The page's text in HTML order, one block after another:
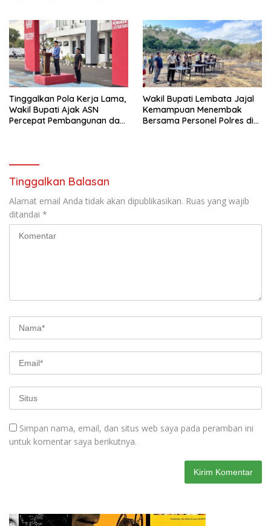
Tinggalkan Pola Kerja Lama,
Wakil Bupati Ajak ASN
Percepat Pembangunan dan
Wakil Bupati Lembata Jajal
Kemampuan Menembak
Bersama Personel Polres di
Tinggalkan Balasan
Alamat email Anda tidak akan dipublikasikan. Ruas yang wajib
ditandai *
Simpan nama, email, dan situs web saya pada peramban ini
untuk komentar saya berikutnya.